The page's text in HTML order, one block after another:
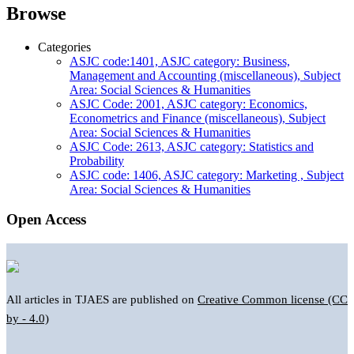
Browse
Categories
ASJC code:1401, ASJC category: Business,
Management and Accounting (miscellaneous), Subject
Area: Social Sciences & Humanities
ASJC Code: 2001, ASJC category: Economics,
Econometrics and Finance (miscellaneous), Subject
Area: Social Sciences & Humanities
ASJC Code: 2613, ASJC category: Statistics and
Probability
ASJC code: 1406, ASJC category: Marketing , Subject
Area: Social Sciences & Humanities
Open Access
All articles in TJAES are published on Creative Common license (CC
by - 4.0)